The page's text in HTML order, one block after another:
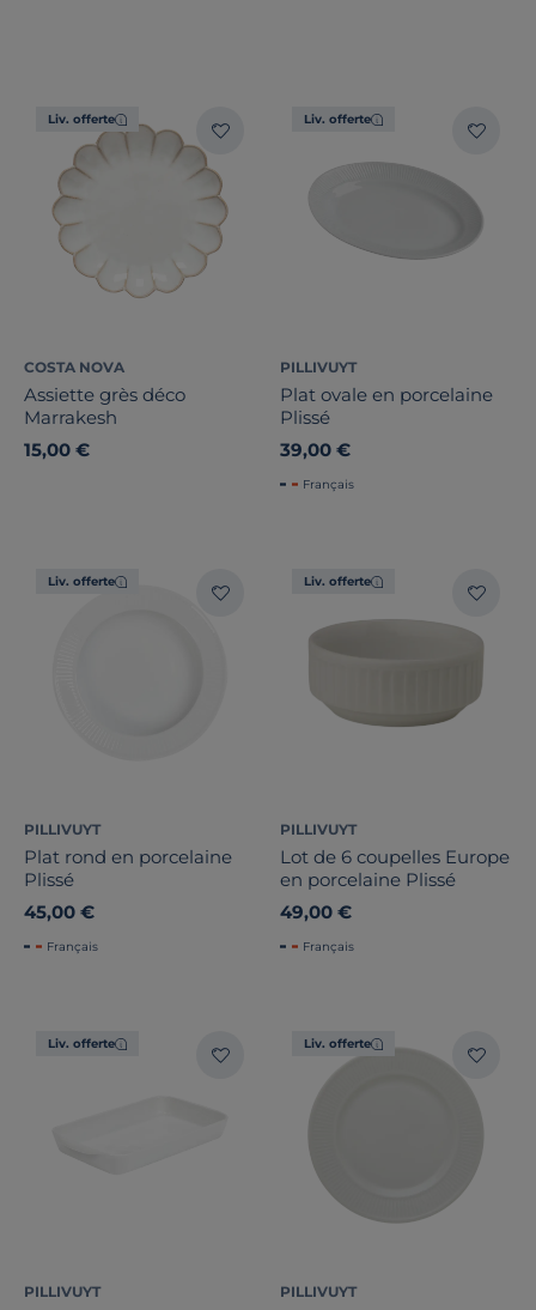
Liv. offerte
COSTA NOVA
Assiette grès déco
Marrakesh
15,00 €
Liv. offerte
PILLIVUYT
Plat ovale en porcelaine
Plissé
39,00 €
Français
Liv. offerte
PILLIVUYT
Plat rond en porcelaine
Plissé
45,00 €
Français
Liv. offerte
PILLIVUYT
Lot de 6 coupelles Europe
en porcelaine Plissé
49,00 €
Français
Liv. offerte
PILLIVUYT
Liv. offerte
PILLIVUYT